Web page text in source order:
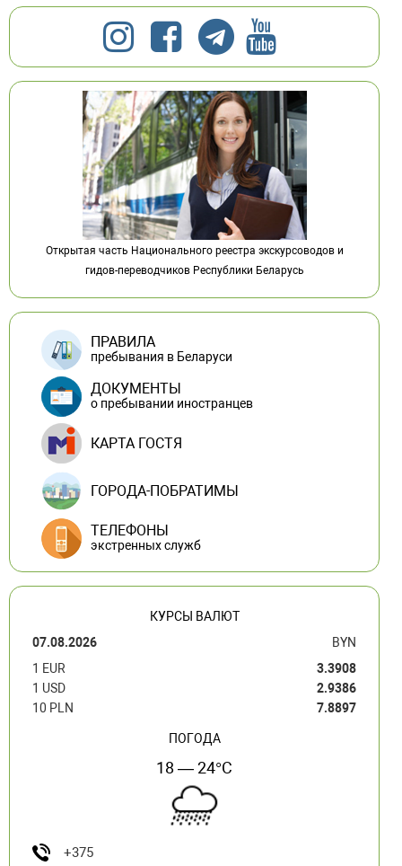
Открытая часть Национального реестра экскурсоводов и
гидов-переводчиков Республики Беларусь
ПРАВИЛА
пребывания в Беларуси
ДОКУМЕНТЫ
о пребывании иностранцев
КАРТА ГОСТЯ
ГОРОДА-ПОБРАТИМЫ
ТЕЛЕФОНЫ
экстренных служб
КУРСЫ ВАЛЮТ
07.08.2026
BYN
1 EUR
3.3908
1 USD
2.9386
10 PLN
7.8897
ПОГОДА
18 — 24°C
+375